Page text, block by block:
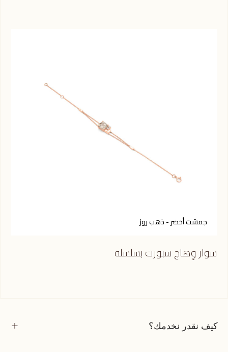
جمشت أخضر - ذهب روز
سوار وِهاج سبورت بسلسلة
كيف نقدر نخدمك؟